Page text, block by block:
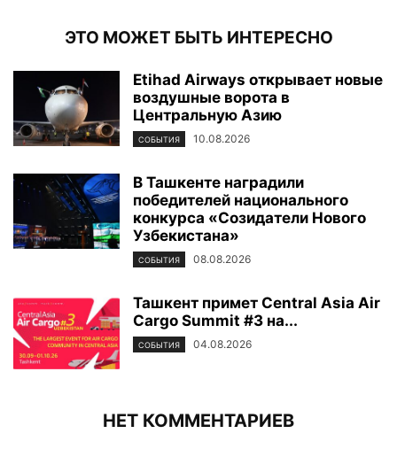
ЭТО МОЖЕТ БЫТЬ ИНТЕРЕСНО
Etihad Airways открывает новые
воздушные ворота в
Центральную Азию
СОБЫТИЯ 10.08.2026
В Ташкенте наградили
победителей национального
конкурса «Созидатели Нового
Узбекистана»
СОБЫТИЯ 08.08.2026
Ташкент примет Central Asia Air
Cargo Summit #3 на...
СОБЫТИЯ 04.08.2026
НЕТ КОММЕНТАРИЕВ